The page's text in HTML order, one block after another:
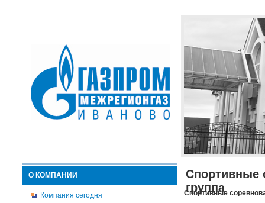
О КОМПАНИИ
Компания сегодня
Спортивные
группа
Спортивные